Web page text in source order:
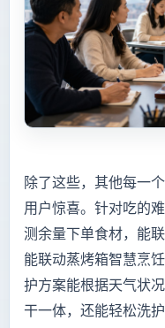
除了这些，其他每一
用户惊喜。针对吃的
测余量下单食材，能
能联动蒸烤箱智慧烹
护方案能根据天气状
干一体，还能轻松洗